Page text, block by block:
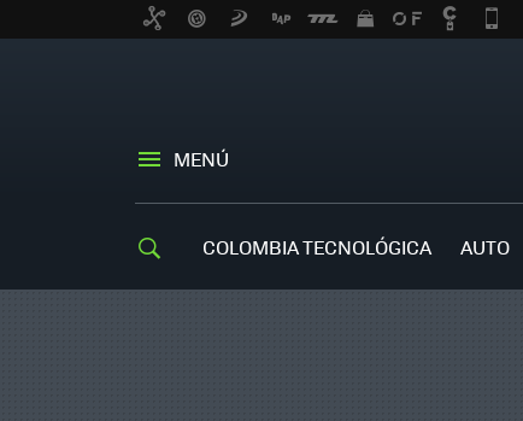
MENÚ
COLOMBIA TECNOLÓGICA AUTO